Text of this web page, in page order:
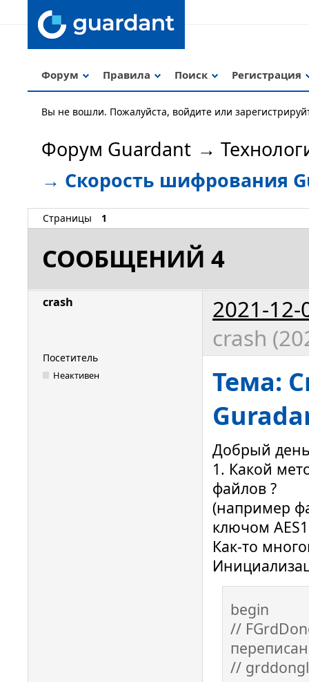
Форум Правила Поиск Регистрация
Вы не вошли. Пожалуйста, войдите или
Форум Guardant →
→ Скорость шифрования
Страницы 1
СООБЩЕНИЙ 4
crash
2021-12-
crash
Посетитель
Неактивен
Тема:
Добрый
1. Какой
файлов ?
(например
ключом
Как-то
begin
//
//